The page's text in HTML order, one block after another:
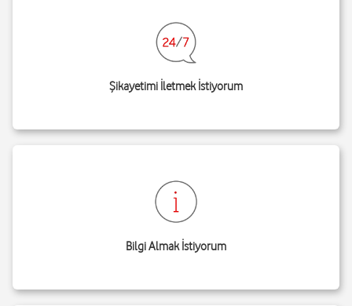
Şikayetimi İletmek İstiyorum
Bilgi Almak İstiyorum